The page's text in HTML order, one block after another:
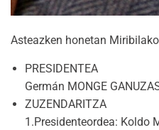
Asteazken honetan
PRESIDENTEA
Germán MONGE
ZUZENDARITZA
1.Presidenteordea: Koldo